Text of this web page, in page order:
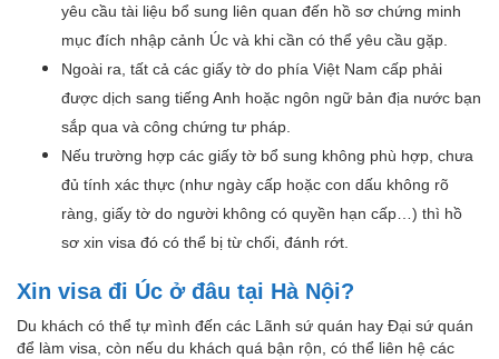
yêu cầu tài liệu bổ sung liên quan đến hồ sơ chứng minh
mục đích nhập cảnh Úc và khi cần có thể yêu cầu gặp.
Ngoài ra, tất cả các giấy tờ do phía Việt Nam cấp phải
được dịch sang tiếng Anh hoặc ngôn ngữ bản địa nước bạn
sắp qua và công chứng tư pháp.
Nếu trường hợp các giấy tờ bổ sung không phù hợp, chưa
đủ tính xác thực (như ngày cấp hoặc con dấu không rõ
ràng, giấy tờ do người không có quyền hạn cấp…) thì hồ
sơ xin visa đó có thể bị từ chối, đánh rớt.
Xin visa đi Úc ở đâu tại Hà Nội?
Du khách có thể tự mình đến các Lãnh sứ quán hay Đại sứ quán
để làm visa, còn nếu du khách quá bận rộn, có thể liên hệ các